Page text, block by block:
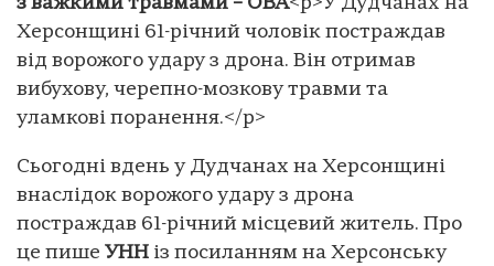
Херсонщині 61-річний чоловік постраждав
від ворожого удару з дрона. Він отримав
вибухову, черепно-мозкову травми та
уламкові поранення.</p>
Сьогодні вдень у Дудчанах на Херсонщині
внаслідок ворожого удару з дрона
постраждав 61-річний місцевий житель. Про
це пише УНН із посиланням на Херсонську